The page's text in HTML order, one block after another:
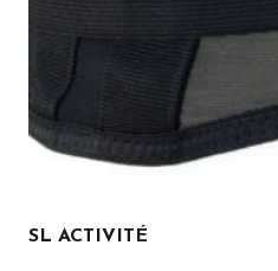
SL ACTIVITÉ